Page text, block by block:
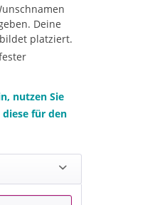
Deine
platziert.
nutzen Sie
für den